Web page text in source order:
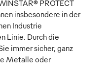
PROTECT
insbesondere in der
Industrie
Linie. Durch die
immer sicher, ganz
Metalle oder